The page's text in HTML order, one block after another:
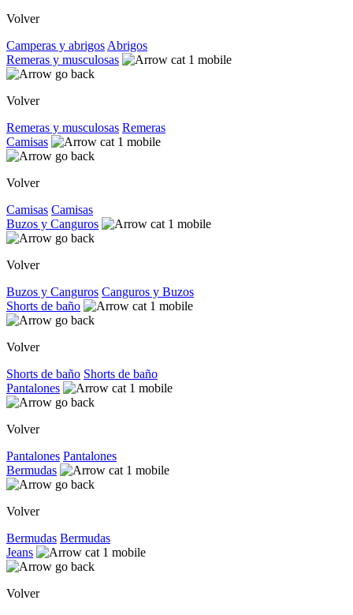
Volver
Camperas y abrigos Abrigos
Remeras y musculosas
Volver
Remeras y musculosas Remeras
Camisas
Volver
Camisas Camisas
Buzos y Canguros
Volver
Buzos y Canguros Canguros y Buzos
Shorts de baño
Volver
Shorts de baño Shorts de baño
Pantalones
Volver
Pantalones Pantalones
Bermudas
Volver
Bermudas Bermudas
Jeans
Volver